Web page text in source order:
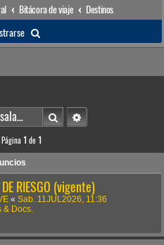
Bitácora de viaje
Destinos
u
a
r
BuscarBúsqueda avanzada
1 de 1
RIESGO (vigente)
« Sab. 11JUL2026, 11:36
& Docs.